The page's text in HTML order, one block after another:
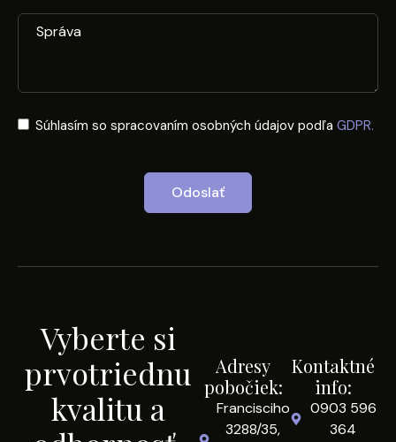
Súhlasím so spracovaním osobných údajov podľa GDPR.
Odoslať
Vyberte si
prvotriednu
kvalitu a
Adresy
pobočiek:
Francisciho
3288/35,
Kontaktné
info:
0903 596
364